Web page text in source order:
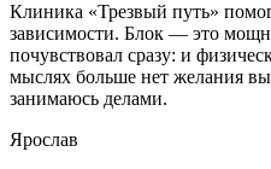
Клиника «Трезвый путь»
зависимости. Блок — это
почувствовал сразу: и
мыслях больше нет желания
занимаюсь делами.
Ярослав